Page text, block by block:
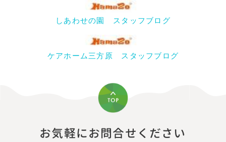
しあわせの園 スタッフブログ
ケアホーム三方原 スタッフブログ
お気軽にお問合せください